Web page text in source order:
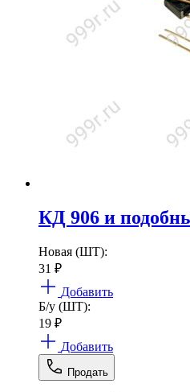
КД 906 и
Новая (ШТ):
31 ₽
Добавить
Б/у (ШТ):
19 ₽
Добавить
Продать